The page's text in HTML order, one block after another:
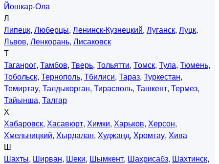
Йошкар-Ола
Л
Липецк, Люберцы, Ленинск-Кузнецкий, Луганск, Луцк,
Львов, Ленкорань, Лисаковск
Т
Таганрог, Тамбов, Тверь, Тольятти, Томск, Тула, Тюмень,
Тобольск, Тернополь, Тбилиси, Тараз, Туркестан,
Темиртау, Талдыкорган, Тирасполь, Ташкент, Термез,
Тайынша, Талгар
Х
Хабаровск, Хасавюрт, Химки, Харьков, Херсон,
Хмельницкий, Хырдалан, Худжанд, Хромтау, Хива
Ш
Шахты, Ширван, Шеки, Шымкент, Шахрисабз, Шахтинск,